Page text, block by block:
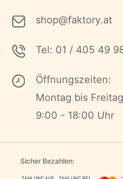
shop@faktory.at
Tel: 01 / 405 49
Öffnungszeiten:
Montag bis Freitag
9:00 - 18:00 Uhr
Sicher Bezahlen: